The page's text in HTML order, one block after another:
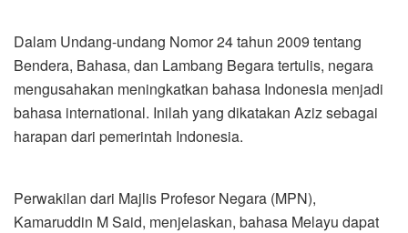
Dalam Undang-undang Nomor 24 tahun 2009 tentang
Bendera, Bahasa, dan Lambang Begara tertulis, negara
mengusahakan meningkatkan bahasa Indonesia menjadi
bahasa international. Inilah yang dikatakan Aziz sebagai
harapan dari pemerintah Indonesia.
Perwakilan dari Majlis Profesor Negara (MPN),
Kamaruddin M Said, menjelaskan, bahasa Melayu dapat